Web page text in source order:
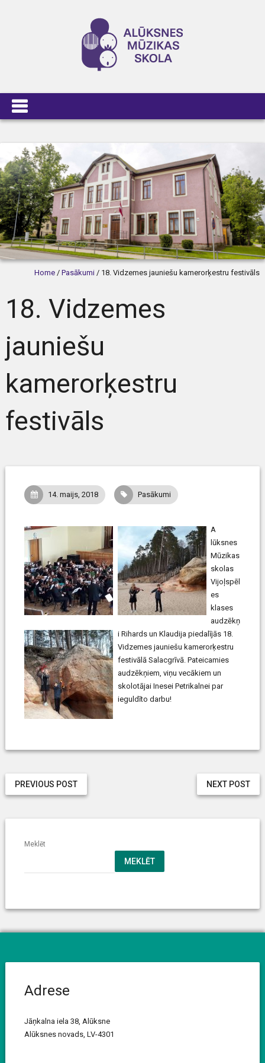
Home /Pasākumi / 18. Vidzemes jauniešu kamerorķestru festivāls
18. Vidzemes
jauniešu
kamerorķestru
festivāls
14. maijs, 2018 Pasākumi
A
lūksnes
Mūzikas
skolas
Vijoļspēl
es
klases
audzēkņ
i Rihards un Klaudija piedalījās 18.
Vidzemes jauniešu kamerorķestru
festivālā Salacgrīvā. Pateicamies
audzēkņiem, viņu vecākiem un
skolotājai Inesei Petrikalnei par
ieguldīto darbu!
NEXT POST
PREVIOUS POST
Meklēt
MEKLĒT
Adrese
Jāņkalna iela 38, Alūksne
Alūksnes novads, LV-4301